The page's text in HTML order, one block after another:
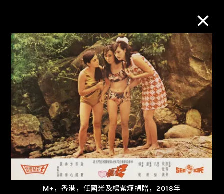
M+，香港，任國光及楊紫燁捐贈，2018年
M+藏品
进一步筛选 搜索
关于M+藏品
探索世界顶级的二十及二十一世纪视觉